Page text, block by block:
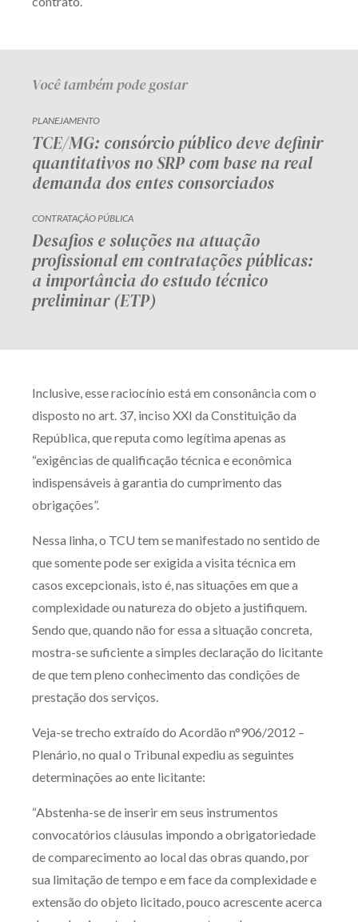
Você também pode gostar
PLANEJAMENTO
TCE/MG: consórcio público deve definir
quantitativos no SRP com base na real
demanda dos entes consorciados
CONTRATAÇÃO PÚBLICA
Desafios e soluções na atuação
profissional em contratações públicas:
a importância do estudo técnico
preliminar (ETP)
Inclusive, esse raciocínio está em consonância com o
disposto no art. 37, inciso XXI da Constituição da
República, que reputa como legítima apenas as
“exigências de qualificação técnica e econômica
indispensáveis à garantia do cumprimento das
obrigações”.
Nessa linha, o TCU tem se manifestado no sentido de
que somente pode ser exigida a visita técnica em
casos excepcionais, isto é, nas situações em que a
complexidade ou natureza do objeto a justifiquem.
Sendo que, quando não for essa a situação concreta,
mostra-se suficiente a simples declaração do licitante
de que tem pleno conhecimento das condições de
prestação dos serviços.
Veja-se trecho extraído do Acordão n°906/2012 –
Plenário, no qual o Tribunal expediu as seguintes
determinações ao ente licitante:
“Abstenha-se de inserir em seus instrumentos
convocatórios cláusulas impondo a obrigatoriedade
de comparecimento ao local das obras quando, por
sua limitação de tempo e em face da complexidade e
extensão do objeto licitado, pouco acrescente acerca